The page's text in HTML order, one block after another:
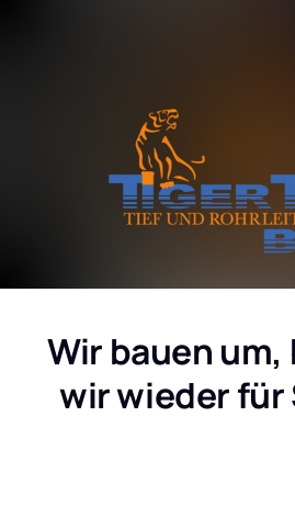
Wir bauen um,
wir wieder für